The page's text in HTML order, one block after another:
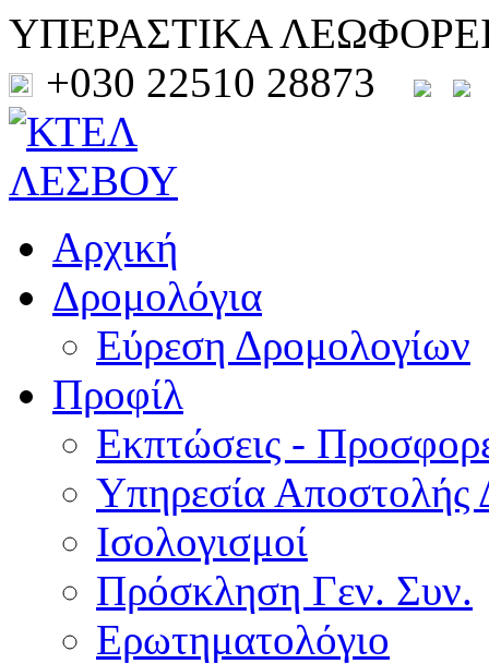
ΥΠΕΡΑΣΤΙΚΑ
+030 22510 28873
Αρχική
Δρομολόγια
Εύρεση Δρομολογίων
Προφίλ
Εκπτώσεις -
Υπηρεσία Αποστολής
Ισολογισμοί
Πρόσκληση Γεν. Συν.
Ερωτηματολόγιο